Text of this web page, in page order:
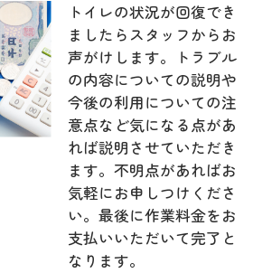
トイレの状況が回復でき
ましたらスタッフからお
声がけします。トラブル
の内容についての説明や
今後の利用についての注
意点など気になる点があ
れば説明させていただき
ます。不明点があればお
気軽にお申しつけくださ
い。最後に作業料金をお
支払いいただいて完了と
なります。